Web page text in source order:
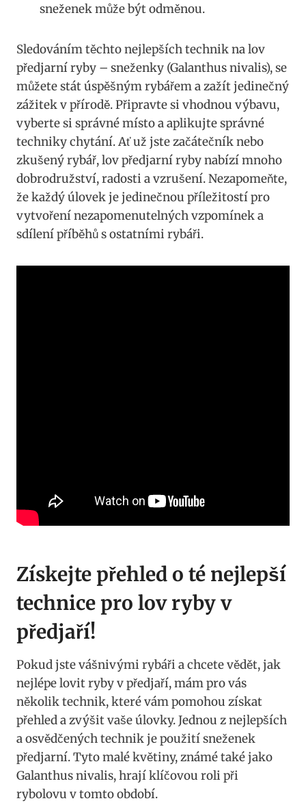
sneženek může být odměnou.
Sledováním těchto‌ nejlepších technik na ‌lov​
předjarní ryby ‍– sneženky (Galanthus nivalis), se
můžete stát úspěšným rybářem a zažít jedinečný
zážitek v ‌přírodě. Připravte si vhodnou výbavu,
vyberte si ‌správné místo a aplikujte správné
techniky chytání.‌ Ať už jste​ začátečník nebo
zkušený rybář, lov předjarní ryby nabízí mnoho‍
dobrodružství, radosti a vzrušení. Nezapomeňte,
že ​každý úlovek‍ je jedinečnou příležitostí pro
vytvoření nezapomenutelných vzpomínek ​a
sdílení příběhů s ostatními ‌rybáři.
Získejte přehled o té nejlepší
technice pro lov ryby v
předjaří!
Pokud jste vášnivými rybáři a chcete vědět, ‌jak
nejlépe lovit ryby​ v předjaří,‌ mám⁣ pro​ vás
několik technik, které vám pomohou získat
přehled a zvýšit vaše úlovky.⁣ Jednou z nejlepších
a osvědčených technik je použití sneženek
předjarní. Tyto‌ malé květiny, známé také jako
Galanthus nivalis, ⁢hrají klíčovou roli ‍při
rybolovu v tomto ‍období.